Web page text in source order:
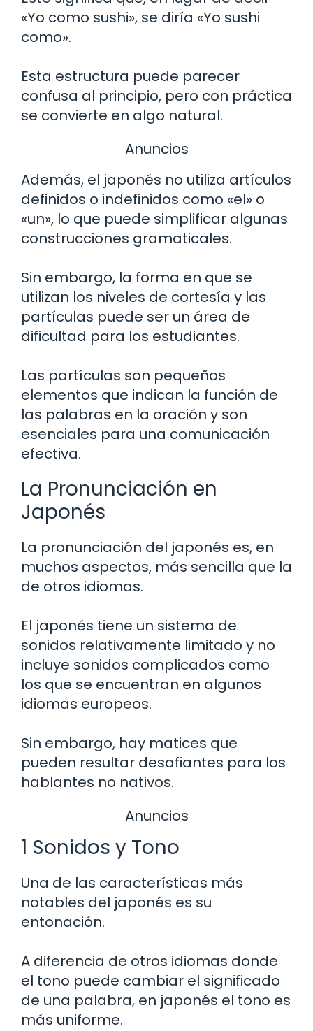
«Yo como sushi», se diría «Yo sushi
como».
Esta estructura puede parecer
confusa al principio, pero con práctica
se convierte en algo natural.
Anuncios
Además, el japonés no utiliza artículos
definidos o indefinidos como «el» o
«un», lo que puede simplificar algunas
construcciones gramaticales.
Sin embargo, la forma en que se
utilizan los niveles de cortesía y las
partículas puede ser un área de
dificultad para los estudiantes.
Las partículas son pequeños
elementos que indican la función de
las palabras en la oración y son
esenciales para una comunicación
efectiva.
La Pronunciación en
Japonés
La pronunciación del japonés es, en
muchos aspectos, más sencilla que la
de otros idiomas.
El japonés tiene un sistema de
sonidos relativamente limitado y no
incluye sonidos complicados como
los que se encuentran en algunos
idiomas europeos.
Sin embargo, hay matices que
pueden resultar desafiantes para los
hablantes no nativos.
Anuncios
1 Sonidos y Tono
Una de las características más
notables del japonés es su
entonación.
A diferencia de otros idiomas donde
el tono puede cambiar el significado
de una palabra, en japonés el tono es
más uniforme.